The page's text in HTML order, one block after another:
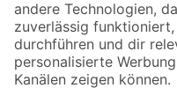
Zur Newsletter
Folge uns